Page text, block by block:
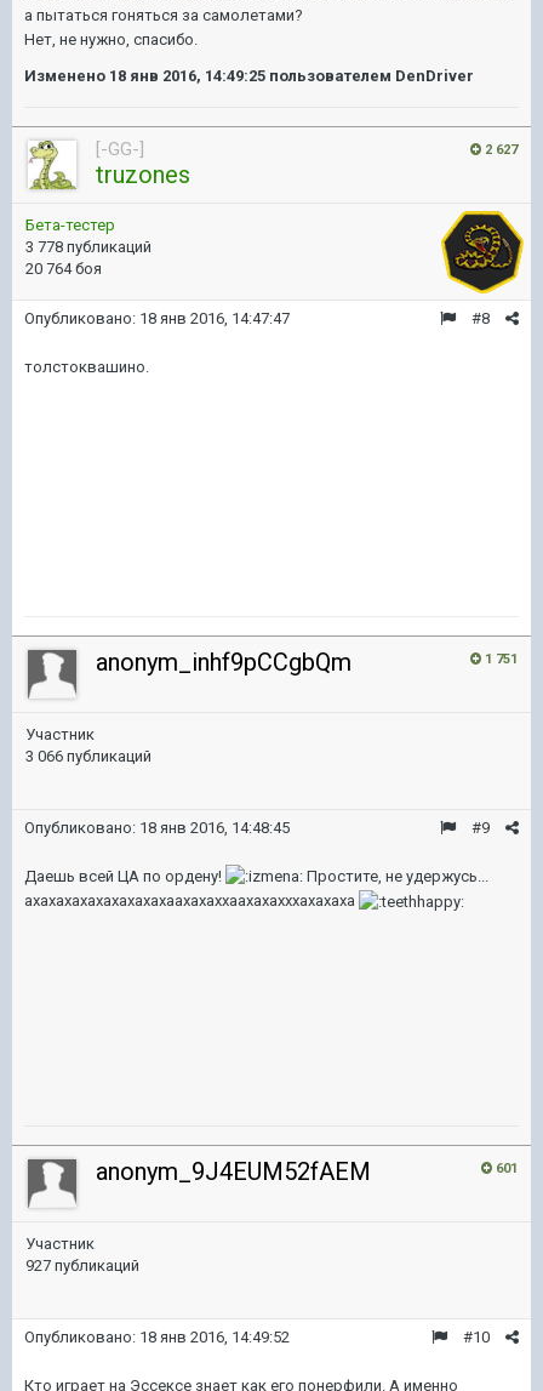
а пытаться гоняться за самолетами?
Нет, не нужно, спасибо.
Изменено 18 янв 2016, 14:49:25 пользователем DenDriver
2 627
[-GG-]
truzones
Бета-тестер
3 778 публикаций
20 764 боя
#8
Опубликовано: 18 янв 2016, 14:47:47
толстоквашино.
1 751
anonym_inhf9pCCgbQm
Участник
3 066 публикаций
#9
Опубликовано: 18 янв 2016, 14:48:45
Даешь всей ЦА по ордену!
Простите, не удержусь...
ахахахахахахахахахаахахаххаахахахххахахаха
601
anonym_9J4EUM52fAEM
Участник
927 публикаций
#10
Опубликовано: 18 янв 2016, 14:49:52
Кто играет на Эссексе знает как его понерфили. А именно